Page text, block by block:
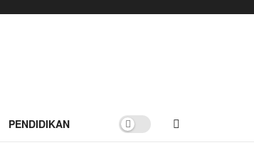
PENDIDIKAN